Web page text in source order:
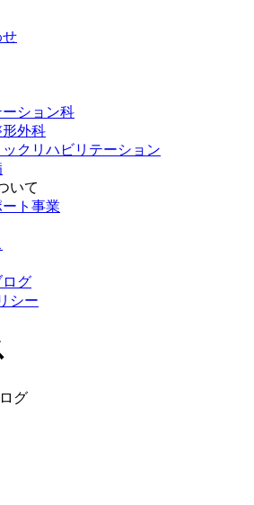
せ
ーション科
形外科
クリハビリテーション
いて
ト事業
ログ
シー
グ